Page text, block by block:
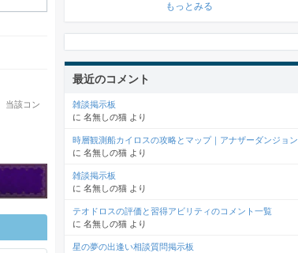
当該コン
もっとみる
最近のコメント
雑談掲示板
に 名無しの猫 より
時層観測船カイロスの攻略とマップ｜アナザーダンジョン
に 名無しの猫 より
雑談掲示板
に 名無しの猫 より
テオドロスの評価と習得アビリティのコメント一覧
に 名無しの猫 より
星の夢の出逢い相談質問掲示板